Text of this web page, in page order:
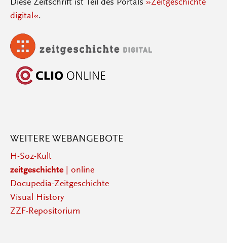
Diese Zeitschrift ist Teil des Portals »Zeitgeschichte
digital«.
WEITERE WEBANGEBOTE
H-Soz-Kult
zeitgeschichte| online
Docupedia-Zeitgeschichte
Visual History
ZZF-Repositorium